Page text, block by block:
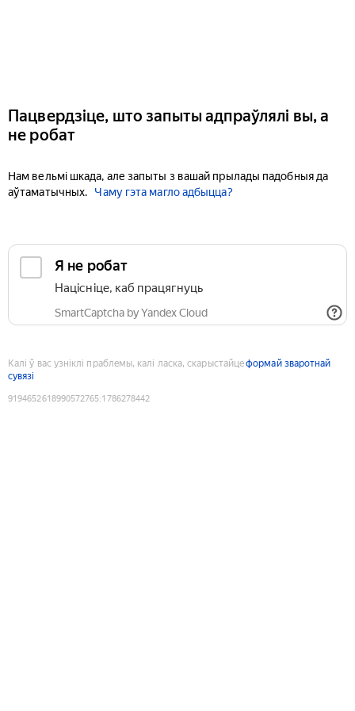
Пацвердзіце, што запыты адпраўлялі вы, а
не робат
Нам вельмі шкада, але запыты з вашай прылады падобныя да
аўтаматычных.
Чаму гэта магло адбыцца?
Я не робат
Націсніце, каб працягнуць
SmartCaptcha by Yandex Cloud
Калі ў вас узніклі праблемы, калі ласка, скарыстайцеформай зваротнай
сувязі
9194652618990572765:1786278442